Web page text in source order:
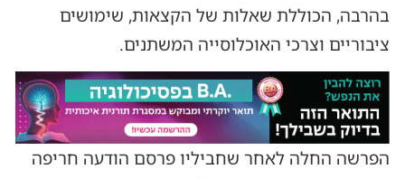
בהרבה, הכוללת שאלות של הקצאות, שימושים
ציבוריים וצרכי האוכלוסייה המשתנים.
הפרשה החלה לאחר שחביליו פרסם הודעה חריפה